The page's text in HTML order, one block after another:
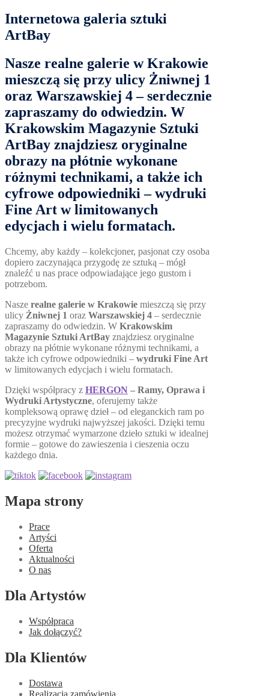
Internetowa galeria sztuki
ArtBay
Nasze realne galerie w Krakowie
mieszczą się przy ulicy Żniwnej 1
oraz Warszawskiej 4– serdecznie
zapraszamy do odwiedzin. W
Krakowskim Magazynie Sztuki
ArtBay znajdziesz oryginalne
obrazy na płótnie wykonane
różnymi technikami, a także ich
cyfrowe odpowiedniki –wydruki
Fine Art w limitowanych
edycjach i wielu formatach.
Chcemy, aby każdy – kolekcjoner, pasjonat czy osoba
dopiero zaczynająca przygodę ze sztuką – mógł
znaleźć u nas prace odpowiadające jego gustom i
potrzebom.
Nasze realne galerie w Krakowie mieszczą się przy
ulicy Żniwnej 1 oraz Warszawskiej 4 – serdecznie
zapraszamy do odwiedzin. W Krakowskim
Magazynie Sztuki ArtBay znajdziesz oryginalne
obrazy na płótnie wykonane różnymi technikami, a
także ich cyfrowe odpowiedniki – wydruki Fine Art
w limitowanych edycjach i wielu formatach.
Dzięki współpracy z HERGON – Ramy, Oprawa i
Wydruki Artystyczne, oferujemy także
kompleksową oprawę dzieł – od eleganckich ram po
precyzyjne wydruki najwyższej jakości. Dzięki temu
możesz otrzymać wymarzone dzieło sztuki w idealnej
formie – gotowe do zawieszenia i cieszenia oczu
każdego dnia.
Mapa strony
Prace
Artyści
Oferta
Aktualności
O nas
Dla Artystów
Współpraca
Jak dołączyć?
Dla Klientów
Dostawa
Realizacja zamówienia